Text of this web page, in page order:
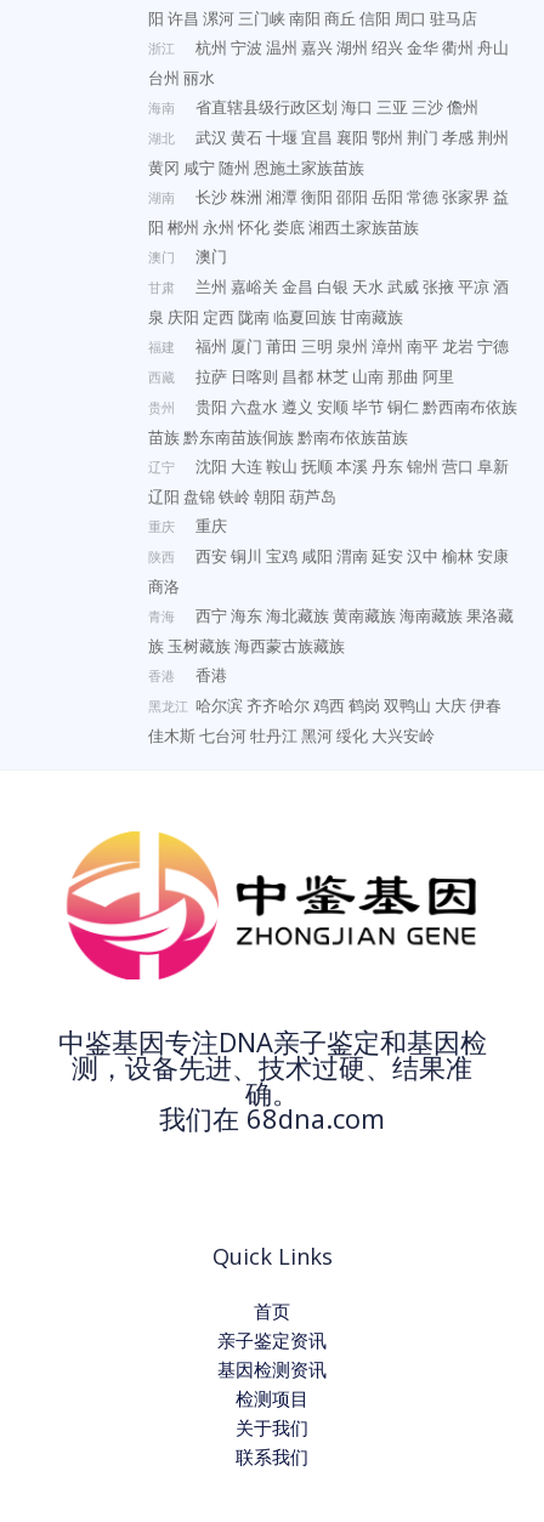
阳 许昌 漯河三门峡南阳 商丘 信阳 周口 驻马店
浙江 杭州 宁波 温州 嘉兴湖州 绍兴金华衢州 舟山
台州 丽水
海南 省直辖县级行政区划 海口 三亚 三沙儋州
湖北 武汉 黄石十堰 宜昌 襄阳 鄂州 荆门 孝感荆州
黄冈 咸宁随州 恩施土家族苗族
湖南 长沙株洲 湘潭衡阳 邵阳 岳阳 常德张家界 益
阳 郴州 永州 怀化娄底湘西土家族苗族
澳门 澳门
甘肃 兰州 嘉峪关 金昌 白银 天水武威张掖平凉酒
泉 庆阳 定西陇南临夏回族甘南藏族
福建 福州 厦门 莆田 三明 泉州 漳州 南平龙岩宁德
西藏 拉萨 日喀则 昌都林芝 山南那曲 阿里
贵州 贵阳 六盘水遵义 安顺毕节铜仁黔西南布依族
苗族黔东南苗族侗族黔南布依族苗族
辽宁 沈阳 大连鞍山 抚顺本溪丹东锦州 营口 阜新
辽阳 盘锦铁岭朝阳 葫芦岛
重庆 重庆
陕西 西安铜川 宝鸡 咸阳 渭南延安汉中 榆林安康
商洛
青海 西宁海东海北藏族黄南藏族海南藏族果洛藏
族 玉树藏族海西蒙古族藏族
香港 香港
黑龙江 哈尔滨齐齐哈尔鸡西鹤岗 双鸭山 大庆伊春
佳木斯七台河牡丹江黑河绥化 大兴安岭
中鉴基因专注DNA亲子鉴定和基因检
测，设备先进、技术过硬、结果准
确。
我们在 68dna.com
Quick Links
首页
亲子鉴定资讯
基因检测资讯
检测项目
关于我们
联系我们